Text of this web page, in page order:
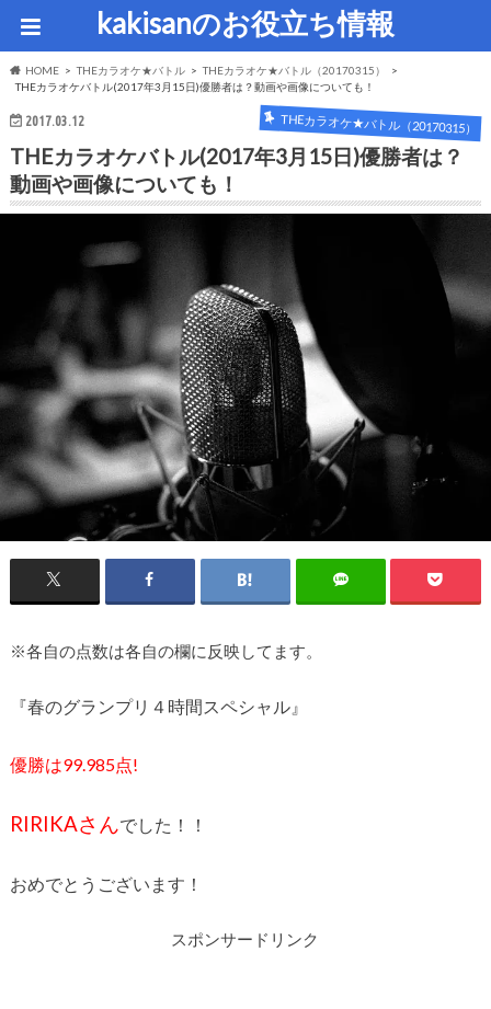
kakisanのお役立ち情報
HOME THEカラオケ★バトル
THEカラオケ★バトル（20170315）
THEカラオケバトル(2017年3月15日)優勝者は？動画や画像についても！
2017.03.12 THEカラオケ★バトル（20170315）
THEカラオケバトル(2017年3月15日)優勝者は？
動画や画像についても！
※各自の点数は各自の欄に反映してます。
『春のグランプリ４時間スペシャル』
優勝は99.985点!
RIRIKAさんでした！！
おめでとうございます！
スポンサードリンク